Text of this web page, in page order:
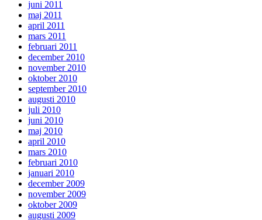
juni 2011
maj 2011
april 2011
mars 2011
februari 2011
december 2010
november 2010
oktober 2010
september 2010
augusti 2010
juli 2010
juni 2010
maj 2010
april 2010
mars 2010
februari 2010
januari 2010
december 2009
november 2009
oktober 2009
augusti 2009